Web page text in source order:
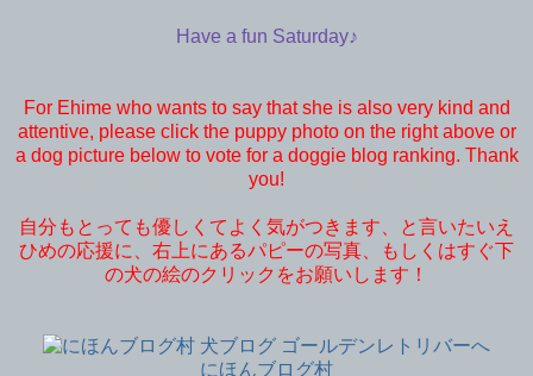
Have a fun Saturday♪
For Ehime who wants to say that she is also very kind and
attentive, please click the puppy photo on the right above or
a dog picture below to vote for a doggie blog ranking. Thank
you!
自分もとっても優しくてよく気がつきます、と言いたいえ
ひめの応援に、右上にあるパピーの写真、もしくはすぐ下
の犬の絵のクリックをお願いします！
にほんブログ村